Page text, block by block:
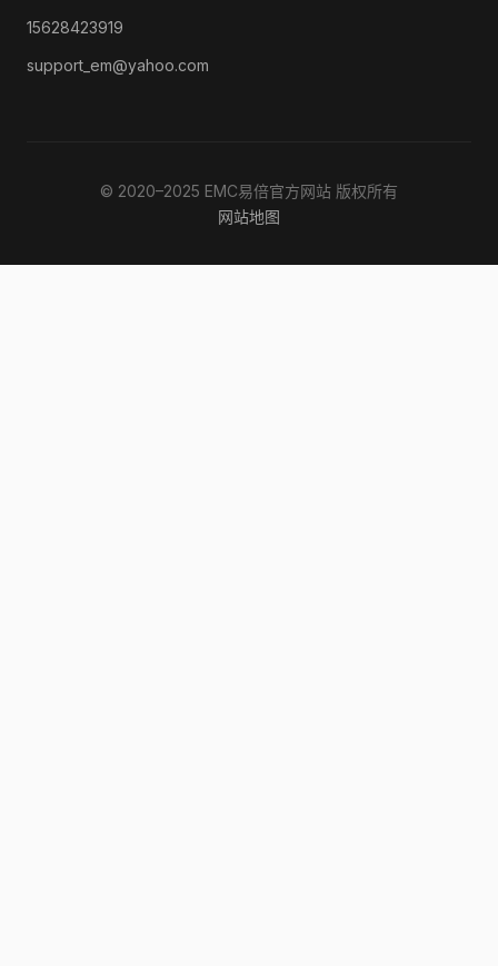
15628423919
support_em@yahoo.com
© 2020–2025 EMC易倍官方网站 版权所有
网站地图